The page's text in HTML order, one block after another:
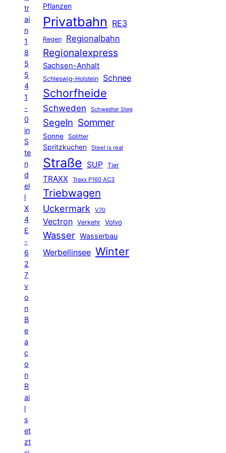
tr
ai
n
1
8
5
5
4
1
-
0
in
S
te
n
d
el
l
X
4
E
-
6
2
7
v
o
n
B
e
a
c
o
n
R
ai
l
s
et
zt
Pflanzen
Privatbahn RE3
Regen Regionalbahn
Regionalexpress
Sachsen-Anhalt
Schleswig-Holstein Schnee
Schorfheide
Schweden Schwedter Steg
Segeln Sommer
Sonne Splitter
Spritzkuchen Steel is real
Straße SUP Tier
TRAXX Traxx P160 AC3
Triebwagen
Uckermark V70
Vectron Verkehr Volvo
Wasser Wasserbau
Werbellinsee Winter